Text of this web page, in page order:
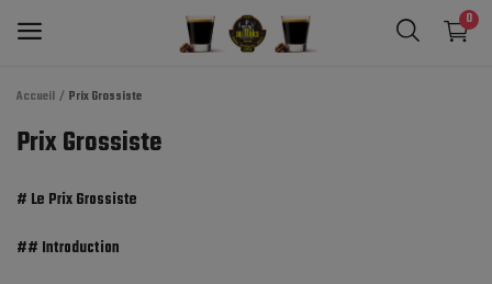
0
Cafés En Grains
Accueil Prix Grossiste
Prix Grossiste
# Le Prix Grossiste
## Introduction